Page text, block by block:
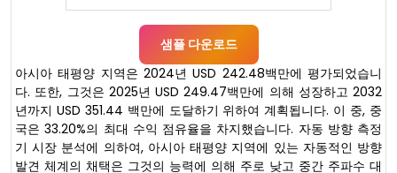
샘플 다운로드
아시아 태평양 지역은 2024년 USD 242.48백만에 평가되었습니
다. 또한, 그것은 2025년 USD 249.47백만에 의해 성장하고 2032
년까지 USD 351.44 백만에 도달하기 위하여 계획됩니다. 이 중, 중
국은 33.20%의 최대 수익 점유율을 차지했습니다. 자동 방향 측정
기 시장 분석에 의하여, 아시아 태평양 지역에 있는 자동적인 방향
발견 체계의 채택은 그것의 능력에 의해 주로 낮고 중간 주파수 대